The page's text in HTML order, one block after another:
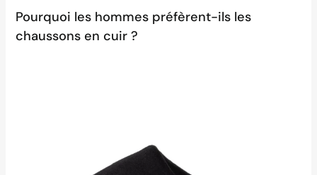
Pourquoi les hommes préfèrent-ils les
chaussons en cuir ?